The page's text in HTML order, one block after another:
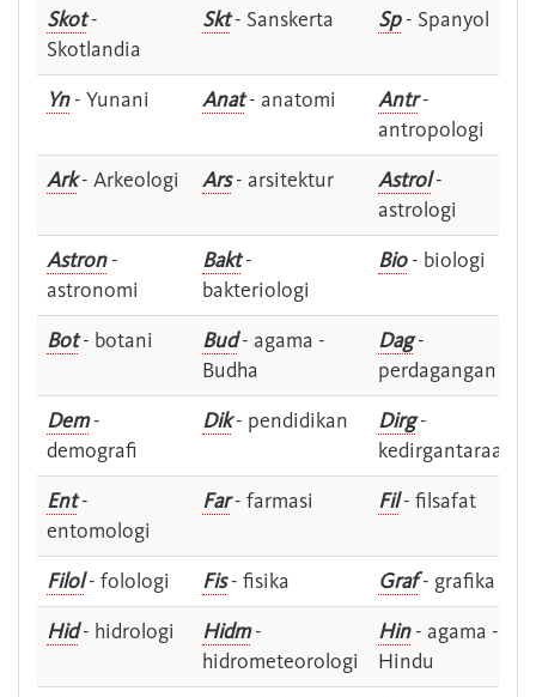
Skot-
Skotlandia
Skt- Sanskerta Sp- Spanyol
Yn- Yunani Anat- anatomi Antr-
antropologi
Ark- Arkeologi Ars- arsitektur Astrol-
astrologi
Astron-
astronomi
Bakt-
bakteriologi
Bio- biologi
Bot- botani Bud- agama -
Budha
Dag-
perdagangan
Dem-
demografi
Dik- pendidikan Dirg-
kedirgantaraan
Ent-
entomologi
Far- farmasi Fil- filsafat
Filol- folologi Fis- fisika Graf- grafika
Hid- hidrologi Hidm-
hidrometeorologi
Hin- agama -
Hindu